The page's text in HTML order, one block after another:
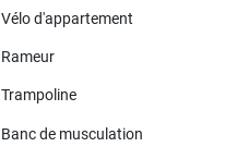
Vélo d'appartement
Rameur
Trampoline
Banc de musculation